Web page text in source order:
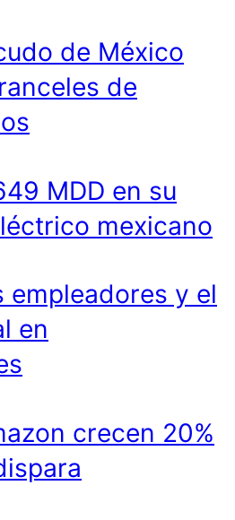
de México
de
MDD en su
mexicano
empleadores y el
en
crecen 20%